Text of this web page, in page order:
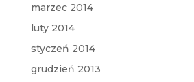
marzec 2014
luty 2014
styczeń 2014
grudzień 2013